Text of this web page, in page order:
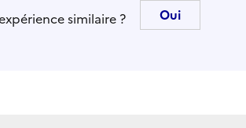
similaire ?